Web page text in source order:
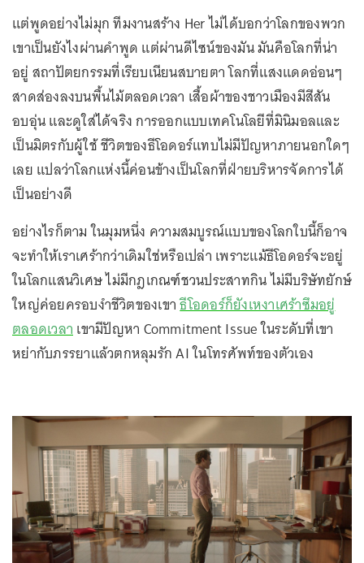
แต่พูดอย่างไม่มุก ทีมงานสร้าง Her ไม่ได้บอกว่าโลกของพวก
เขาเป็นยังไงผ่านคำพูด แต่ผ่านดีไซน์ของมัน มันคือโลกที่น่า
อยู่ สถาปัตยกรรมที่เรียบเนียนสบายตา โลกที่แสงแดดอ่อนๆ
สาดส่องลงบนพื้นไม้ตลอดเวลา เสื้อผ้าของชาวเมืองมีสีสัน
อบอุ่น และดูใส่ได้จริง การออกแบบเทคโนโลยีที่มินิมอลและ
เป็นมิตรกับผู้ใช้ ชีวิตของธีโอดอร์แทบไม่มีปัญหาภายนอกใดๆ
เลย แปลว่าโลกแห่งนี้ค่อนข้างเป็นโลกที่ฝ่ายบริหารจัดการได้
เป็นอย่างดี
อย่างไรก็ตาม ในมุมหนึ่ง ความสมบูรณ์แบบของโลกใบนี้ก็อาจ
จะทำให้เราเศร้ากว่าเดิมใช่หรือเปล่า เพราะแม้ธีโอดอร์จะอยู่
ในโลกแสนวิเศษ ไม่มีกฎเกณฑ์ชวนประสาทกิน ไม่มีบริษัทยักษ์
ใหญ่ค่อยครอบงำชีวิตของเขาธีโอดอร์ก็ยังเหงาเศร้าซึมอยู่
ตลอดเวลาเขามีปัญหา Commitment Issue ในระดับที่เขา
หย่ากับภรรยาแล้วตกหลุมรัก AI ในโทรศัพท์ของตัวเอง